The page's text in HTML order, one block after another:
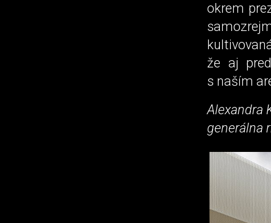
okrem
že aj
s naším
Alexandra
generálna